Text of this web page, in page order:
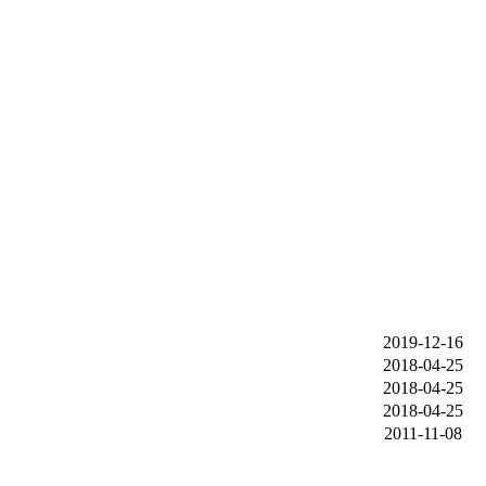
2019-12-16
2018-04-25
2018-04-25
2018-04-25
2011-11-08